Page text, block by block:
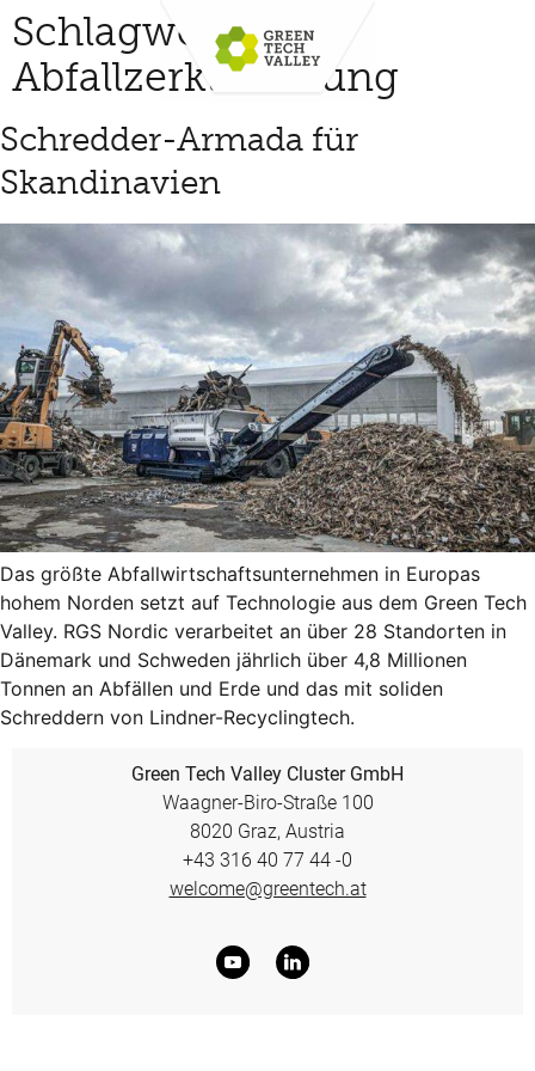
Schlagwort:
Abfallzerkleinerung
Schredder-Armada für
Skandinavien
Das größte Abfallwirtschaftsunternehmen in Europas
hohem Norden setzt auf Technologie aus dem Green Tech
Valley. RGS Nordic verarbeitet an über 28 Standorten in
Dänemark und Schweden jährlich über 4,8 Millionen
Tonnen an Abfällen und Erde und das mit soliden
Schreddern von Lindner-Recyclingtech.
Green Tech Valley Cluster GmbH
Waagner-Biro-Straße 100
8020 Graz, Austria
+43 316 40 77 44 -0
welcome@greentech.at